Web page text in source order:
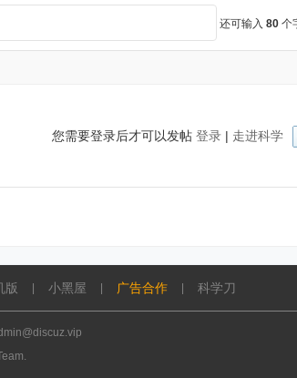
还可输入 80 个
您需要登录后才可以发帖 登录 | 走进科学
版 小黑屋 广告合作 科学刀
.